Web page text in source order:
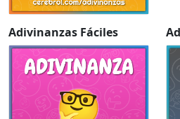
Adivinanzas Fáciles